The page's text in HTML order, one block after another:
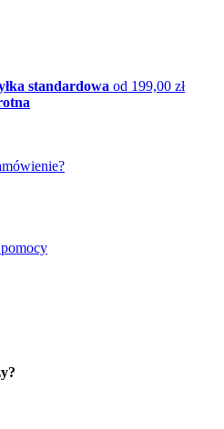
standardowa od 199,00 zł